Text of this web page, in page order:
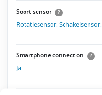
Soort sensor ?
Rotatiesensor,Schakelsensor,
Smartphone connection ?
Ja